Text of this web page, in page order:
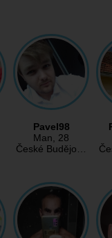
Pavel98
Man, 28
České Budějo…